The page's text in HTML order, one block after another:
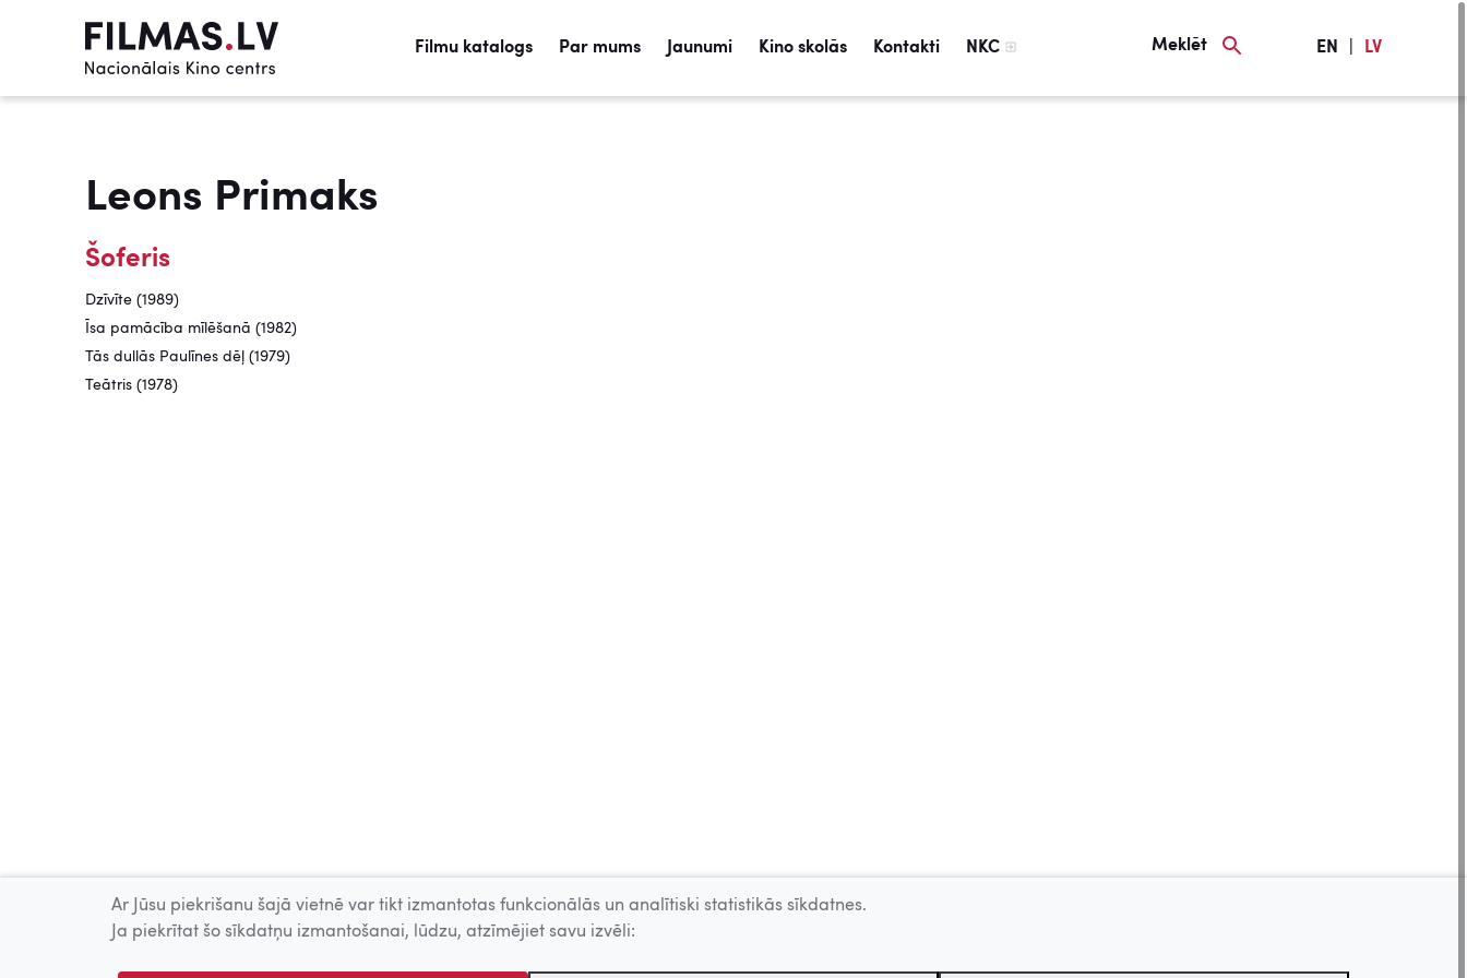
Filmu katalogs Par mums Jaunumi Kino skolās Kontakti NKC Meklēt EN LV
Leons Primaks
Šoferis
Dzīvīte (1989)
Īsa pamācība mīlēšanā (1982)
Tās dullās Paulīnes dēļ (1979)
Teātris (1978)
Ar Jūsu piekrišanu šajā vietnē var tikt izmantotas funkcionālās un analītiski statistikās sīkdatnes.
Ja piekrītat šo sīkdatņu izmantošanai, lūdzu, atzīmējiet savu izvēli: